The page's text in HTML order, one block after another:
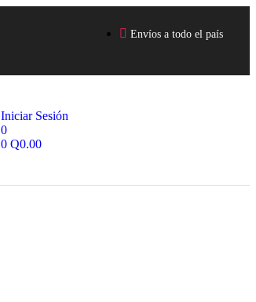
Envíos a todo el país
Iniciar Sesión
0
0 Q0.00